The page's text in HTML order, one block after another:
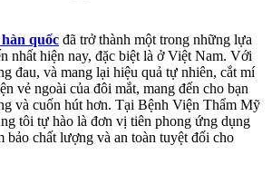
quốc đã trở thành một trong những lựa
nhất hiện nay, đặc biệt là ở Việt Nam. Với
đau, và mang lại hiệu quả tự nhiên, cắt mí
vẻ ngoài của đôi mắt, mang đến cho bạn
và cuốn hút hơn. Tại Bệnh Viện Thẩm Mỹ
tôi tự hào là đơn vị tiên phong ứng dụng
bảo chất lượng và an toàn tuyệt đối cho